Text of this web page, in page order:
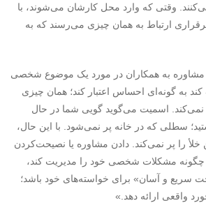
وقتی که وارد محل کارشان می‌شوند، با
ارتباط به همان چیزی می‌رسند که به
مشاوره به همکاران در مورد یک موضوع شخصی
به گونه‌ای احساس اعتبار کند؛ همان چیزی
اسمیت می‌گوید گویی شما در حال
سطلی که در خانه پر نمی‌شود. با این حال،
را پر نمی‌کند. دادن مشاوره یا نصیحت‌کردن
چگونه مشکلات شخصی خود را مدیریت کند،
سریع و آسان» برای خواسته‌های خود باشد؛
واقعی ارائه دهد.»